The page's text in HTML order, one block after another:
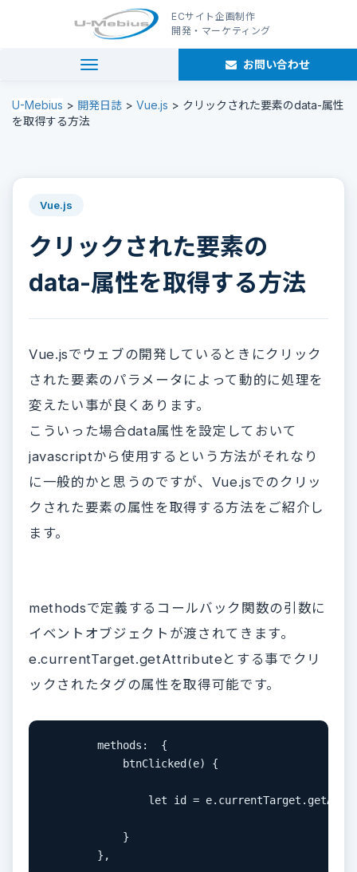
ECサイト企画制作
開発・マーケティング
navigation お問い合わせ
U-Mebius > 開発日誌 > Vue.js > クリックされた要素のdata-属性
を取得する方法
Vue.js
クリックされた要素の
data-属性を取得する方法
Vue.jsでウェブの開発しているときにクリック
された要素のパラメータによって動的に処理を
変えたい事が良くあります。
こういった場合data属性を設定しておいて
javascriptから使用するという方法がそれなり
に一般的かと思うのですが、Vue.jsでのクリッ
クされた要素の属性を取得する方法をご紹介し
ます。
methodsで定義するコールバック関数の引数に
イベントオブジェクトが渡されてきます。
e.currentTarget.getAttributeとする事でクリ
ックされたタグの属性を取得可能です。
        methods:  {
            btnClicked(e) {
let id =
            }
        },